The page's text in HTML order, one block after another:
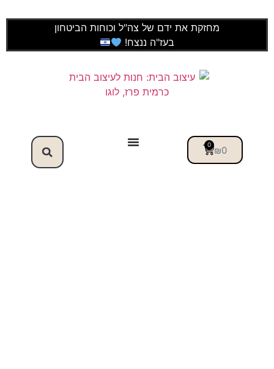
מחזקת את ידם של צה"ל וכוחות הביטחון
בעז"ה ננצח!
₪0
0